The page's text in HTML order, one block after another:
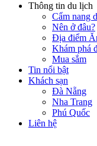
Thông tin du lịch
Cẩm nang
Nên ở đâu?
Địa điểm
Khám phá
Mua sắm
Tin nổi bật
Khách sạn
Đà Nẵng
Nha Trang
Phú Quốc
Liên hệ